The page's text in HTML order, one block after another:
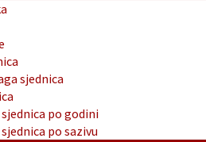
sjednica
po godini
po sazivu